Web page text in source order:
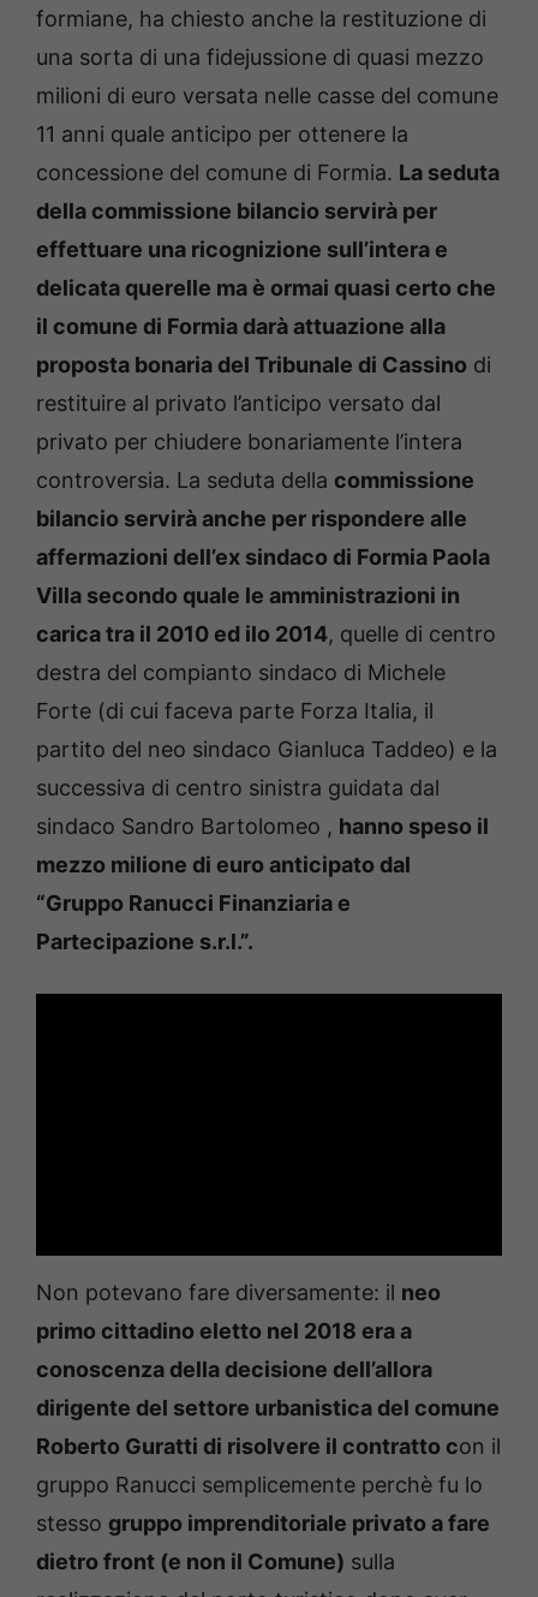
formiane, ha chiesto anche la restituzione di
una sorta di una fidejussione di quasi mezzo
milioni di euro versata nelle casse del comune
11 anni quale anticipo per ottenere la
concessione del comune di Formia. La seduta
della commissione bilancio servirà per
effettuare una ricognizione sull’intera e
delicata querelle ma è ormai quasi certo che
il comune di Formia darà attuazione alla
proposta bonaria del Tribunale di Cassino di
restituire al privato l’anticipo versato dal
privato per chiudere bonariamente l’intera
controversia. La seduta della commissione
bilancio servirà anche per rispondere alle
affermazioni dell’ex sindaco di Formia Paola
Villa secondo quale le amministrazioni in
carica tra il 2010 ed ilo 2014, quelle di centro
destra del compianto sindaco di Michele
Forte (di cui faceva parte Forza Italia, il
partito del neo sindaco Gianluca Taddeo) e la
successiva di centro sinistra guidata dal
sindaco Sandro Bartolomeo , hanno speso il
mezzo milione di euro anticipato dal
“Gruppo Ranucci Finanziaria e
Partecipazione s.r.l.”.
Non potevano fare diversamente: il neo
primo cittadino eletto nel 2018 era a
conoscenza della decisione dell’allora
dirigente del settore urbanistica del comune
Roberto Guratti di risolvere il contratto con il
gruppo Ranucci semplicemente perchè fu lo
stesso gruppo imprenditoriale privato a fare
dietro front (e non il Comune) sulla